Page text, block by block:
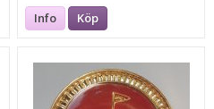
Info Köp